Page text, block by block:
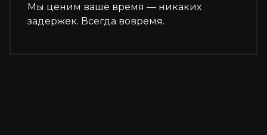
Мы ценим ваше время — никаких
задержек. Всегда вовремя.